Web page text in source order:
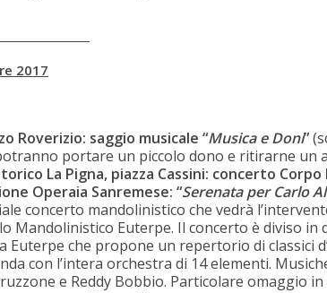
2017
Roverizio: saggio musicale “Musica e Doni”
portare un piccolo dono e ritirarne un
La Pigna, piazza Cassini: concerto
Operaia Sanremese: “Serenata per Carlo
concerto mandolinistico che vedrà
Mandolinistico Euterpe. Il concerto è diviso in
Euterpe che propone un repertorio di classici
con l’intera orchestra di 14 elementi.
e Reddy Bobbio. Particolare omaggio